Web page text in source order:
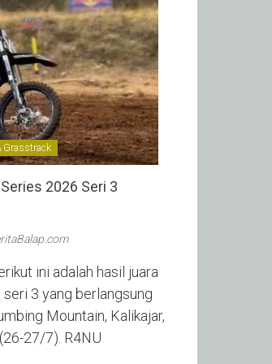
Grasstrack
2026 Seri 3
ini adalah hasil juara
3 yang berlangsung
Mountain, Kalikajar,
27/7). R4NU